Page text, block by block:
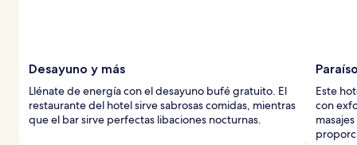
Desayuno y más
Llénate de energía con el desayuno bufé gratuito. El
restaurante del hotel sirve sabrosas comidas, mientras
que el bar sirve perfectas libaciones nocturnas.
Este
con